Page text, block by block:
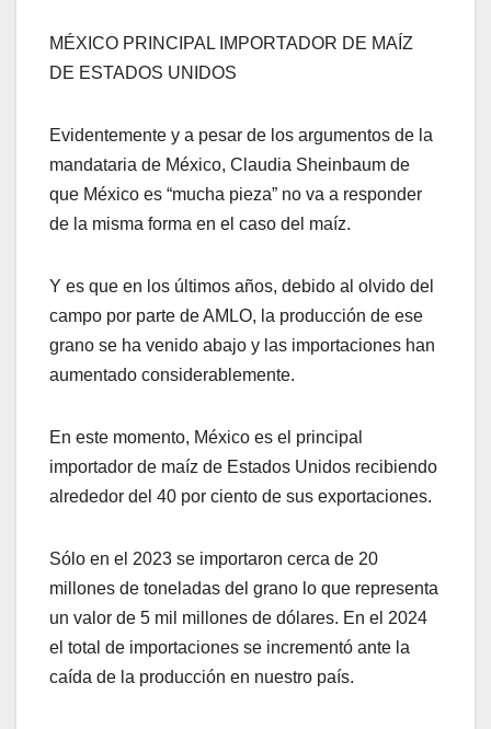
MÉXICO PRINCIPAL IMPORTADOR DE MAÍZ
DE ESTADOS UNIDOS
Evidentemente y a pesar de los argumentos de la
mandataria de México, Claudia Sheinbaum de
que México es “mucha pieza” no va a responder
de la misma forma en el caso del maíz.
Y es que en los últimos años, debido al olvido del
campo por parte de AMLO, la producción de ese
grano se ha venido abajo y las importaciones han
aumentado considerablemente.
En este momento, México es el principal
importador de maíz de Estados Unidos recibiendo
alrededor del 40 por ciento de sus exportaciones.
Sólo en el 2023 se importaron cerca de 20
millones de toneladas del grano lo que representa
un valor de 5 mil millones de dólares. En el 2024
el total de importaciones se incrementó ante la
caída de la producción en nuestro país.